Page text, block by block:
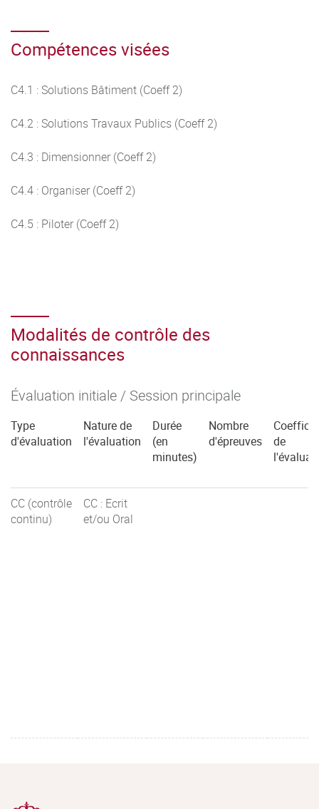
Compétences visées
C4.1 : Solutions Bâtiment (Coeff 2)
C4.2 : Solutions Travaux Publics (Coeff 2)
C4.3 : Dimensionner (Coeff 2)
C4.4 : Organiser (Coeff 2)
C4.5 : Piloter (Coeff 2)
Modalités de contrôle des
connaissances
Évaluation initiale / Session principale
Type
d'évaluation
Nature de
l'évaluation
Durée
(en
minutes)
Nombre
d'épreuves
de
CC (contrôle
continu)
CC : Ecrit
et/ou Oral